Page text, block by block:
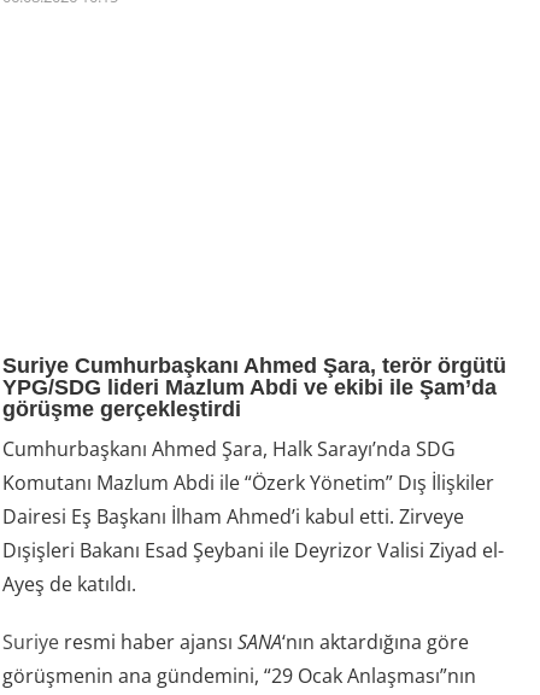
Suriye Cumhurbaşkanı Ahmed Şara, terör örgütü
YPG/SDG lideri Mazlum Abdi ve ekibi ile Şam’da
görüşme gerçekleştirdi
Cumhurbaşkanı Ahmed Şara, Halk Sarayı’nda SDG
Komutanı Mazlum Abdi ile “Özerk Yönetim” Dış İlişkiler
Dairesi Eş Başkanı İlham Ahmed’i kabul etti. Zirveye
Dışişleri Bakanı Esad Şeybani ile Deyrizor Valisi Ziyad el-
Ayeş de katıldı.
Suriye resmi haber ajansıSANA‘nın aktardığına göre
görüşmenin ana gündemini, “29 Ocak Anlaşması”nın